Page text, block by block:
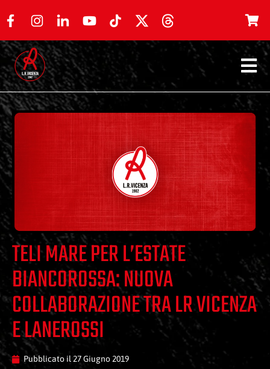
TELI MARE PER L’ESTATE
BIANCOROSSA: NUOVA
COLLABORAZIONE TRA LR VICENZA
E LANEROSSI
Pubblicato il 27 Giugno 2019